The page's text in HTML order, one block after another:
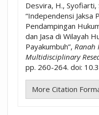
Desvira, H., Syofiarti,
“Independensi Jaksa
Pendampingan
dan Jasa di Wilayah
Payakumbuh”, Ranah
Multidisciplinary
pp. 260-264. doi:
More Citation